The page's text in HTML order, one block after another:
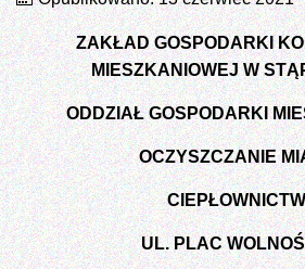
ZAKŁAD GOSPODARKI
MIESZKANIOWEJ W
ODDZIAŁ GOSPODARKI
OCZYSZCZANIE
UL. PLAC